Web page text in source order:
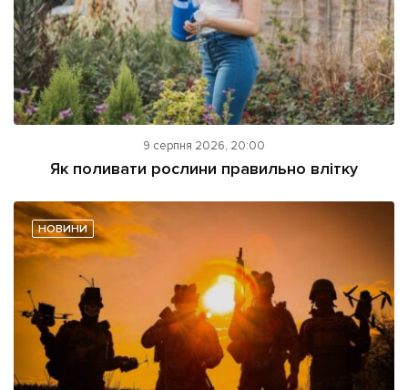
9 серпня 2026, 20:00
Як поливати рослини правильно влітку
НОВИНИ